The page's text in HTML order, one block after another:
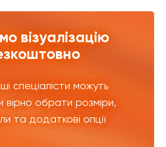
візуалізацію
спеціалісти можуть
вірно обрати розміри,
та додаткові опції